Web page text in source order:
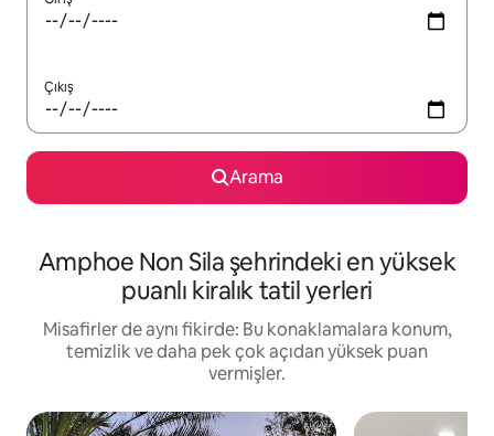
Çıkış
Arama
Amphoe Non Sila şehrindeki en yüksek
puanlı kiralık tatil yerleri
Misafirler de aynı fikirde: Bu konaklamalara konum,
temizlik ve daha pek çok açıdan yüksek puan
vermişler.